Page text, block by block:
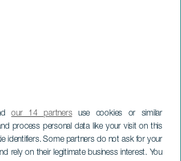
our 14 partnersuse cookies or similar
process personal data like your visit on this
identifiers. Some partners do not ask for your
rely on their legitimate business interest. You